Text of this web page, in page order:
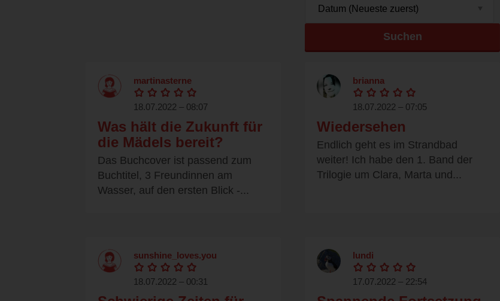
Suchen
martinasterne
18.07.2022 – 08:07
Was hält die Zukunft für
die Mädels bereit?
Das Buchcover ist passend zum
Buchtitel, 3 Freundinnen am
Wasser, auf den ersten Blick -...
brianna
18.07.2022 – 07:05
Wiedersehen
Endlich geht es im Strandbad
weiter! Ich habe den 1. Band der
Trilogie um Clara, Marta und...
sunshine_loves.you
18.07.2022 – 00:31
lundi
17.07.2022 – 22:54